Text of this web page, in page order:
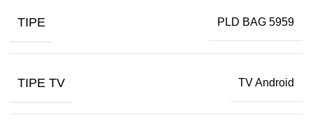
TIPE PLD BAG 5959
TIPE TV TV Android